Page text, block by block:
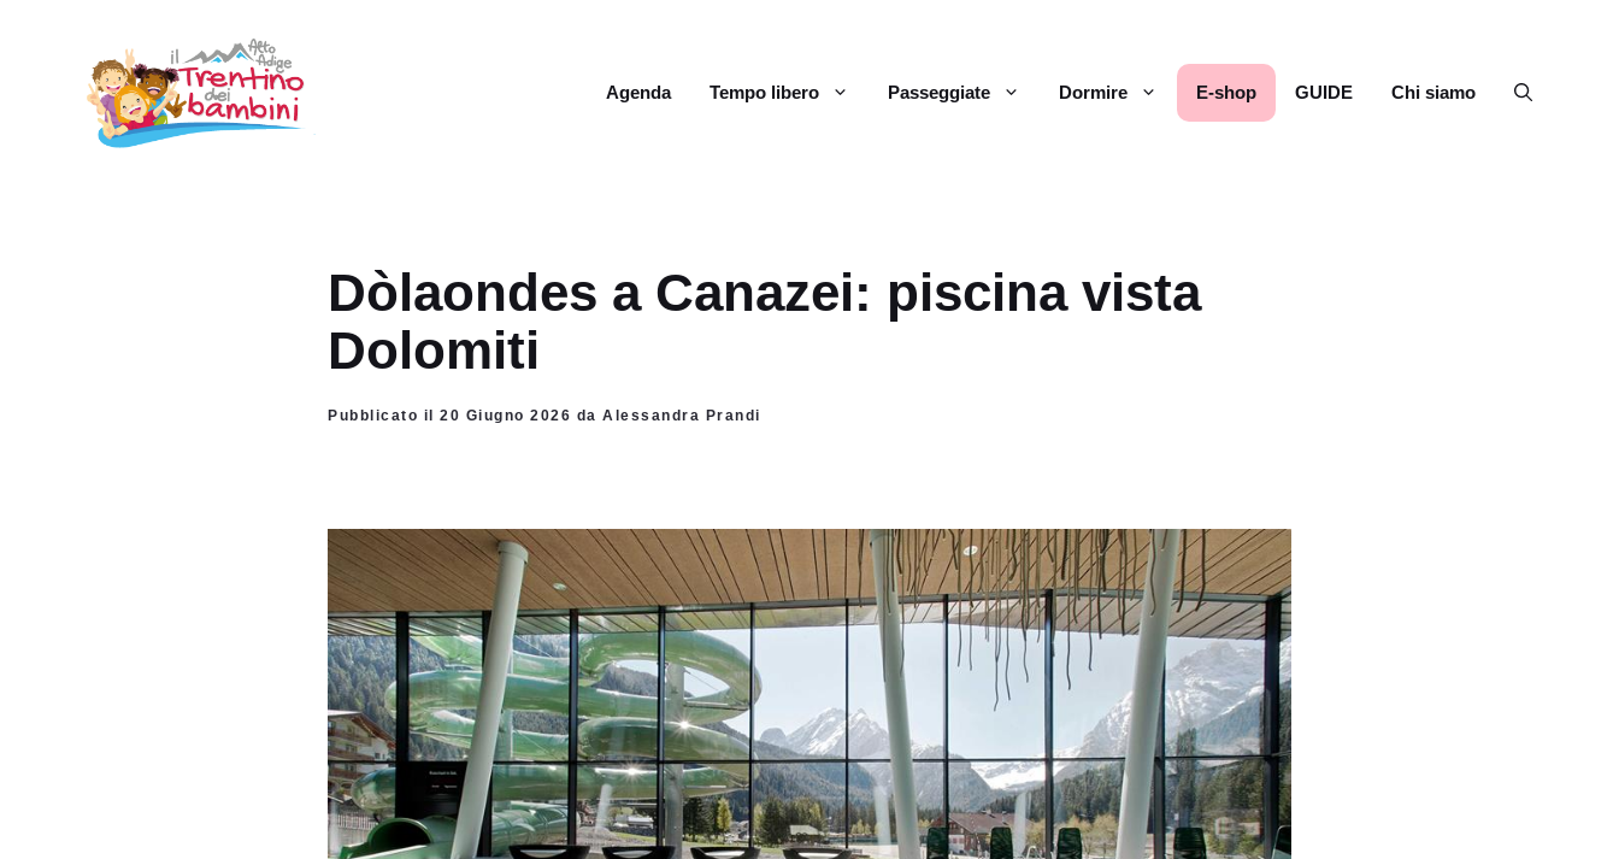
contenuto
Agenda Tempo libero Passeggiate Dormire E-shop GUIDE Chi siamo
Dòlaondes a Canazei: piscina vista
Dolomiti
Pubblicato il 20 Giugno 2026 da Alessandra Prandi